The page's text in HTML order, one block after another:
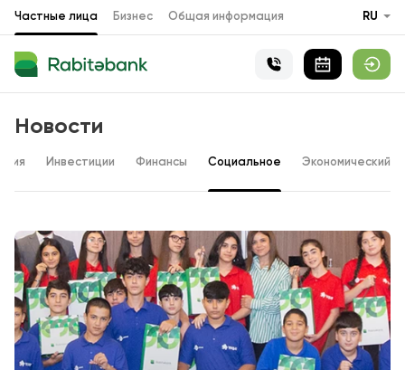
Частные лица Бизнес Общая информация RU
Новости
Инвестиции Финансы Социальное Экономический